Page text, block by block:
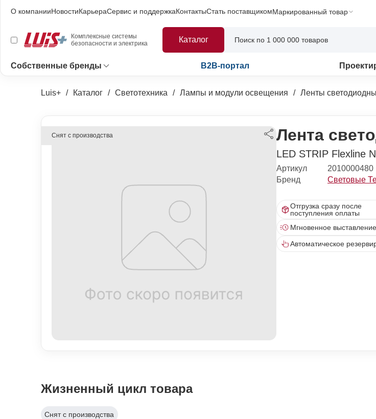
О компанииНовостиКарьераСервис и поддержкаКонтактыСтать поставщикомМаркированный товар
Комплексные системы
безопасности и электрика
Каталог
Собственные бренды B2B-портал
Luis+ Каталог Светотехника Лампы и модули освещения Ленты
Снят с производства Лента
LED STRIP Flexline
Артикул
2010000480
Бренд
Световые
Отгрузка сразу после
поступления оплаты
Мгновенное
Автоматическое
Жизненный цикл товара
Снят с производства